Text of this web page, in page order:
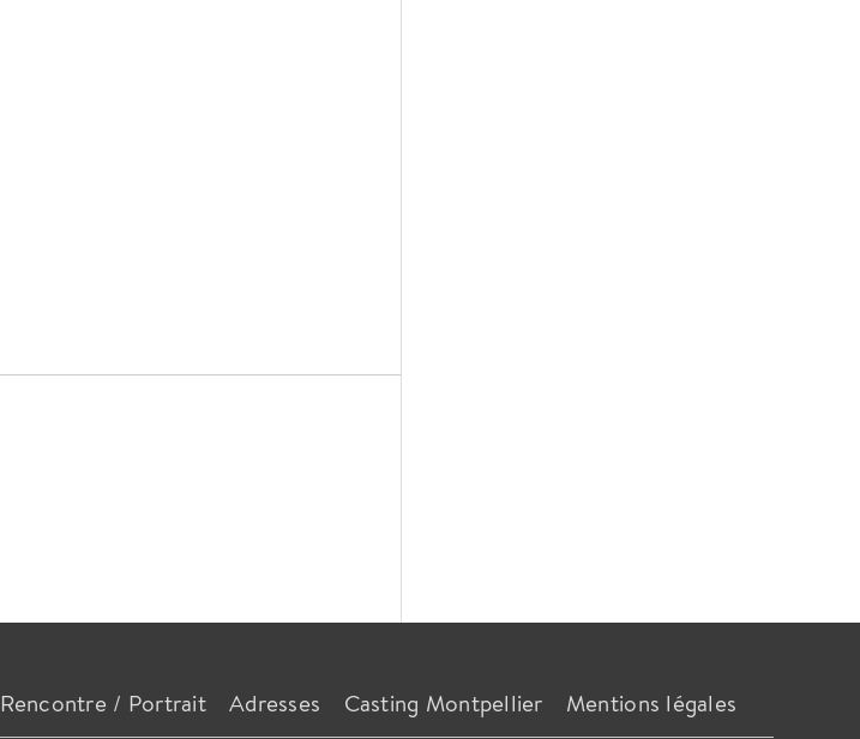
Rencontre / Portrait Adresses Casting Montpellier Mentions légales